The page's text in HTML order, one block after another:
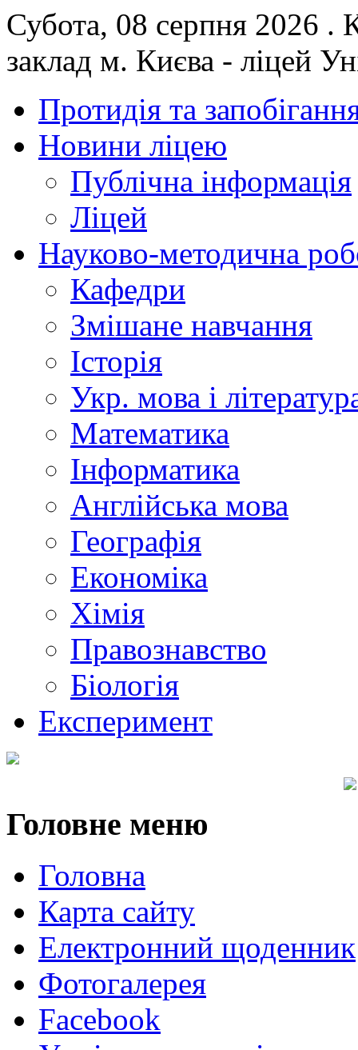
Субота, 08 серпня 2026 .
заклад м. Києва - ліцей
Протидія та
Новини ліцею
Публічна інформація
Ліцей
Науково-методична
Кафедри
Змішане навчання
Історія
Укр. мова і
Математика
Інформатика
Англійська мова
Географія
Економіка
Хімія
Правознавство
Біологія
Експеримент
Головне меню
Головна
Карта сайту
Електронний щоденник
Фотогалерея
Facebook